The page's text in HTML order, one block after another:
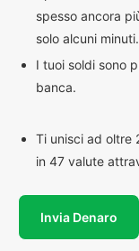
spesso ancora
solo alcuni minuti.
I tuoi soldi sono
banca.
Ti unisci ad oltre
in 47 valute
Invia Denaro